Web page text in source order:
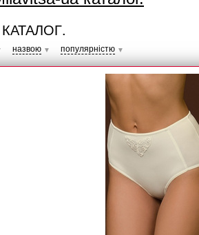
КАТАЛОГ.
назвою ▼ популярністю ▼